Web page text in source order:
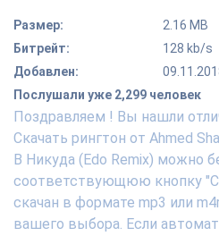
Размер:
2.16 MB
Битрейт:
128 kb/s
Добавлен:
Послушали уже 2,299 человек
Поздравляем ! Вы нашли
Скачать рингтон от Ahmed
В Никуда (Edo Remix) можно
соответствующюю кнопку
скачан в формате mp3 или
вашего выбора. Если